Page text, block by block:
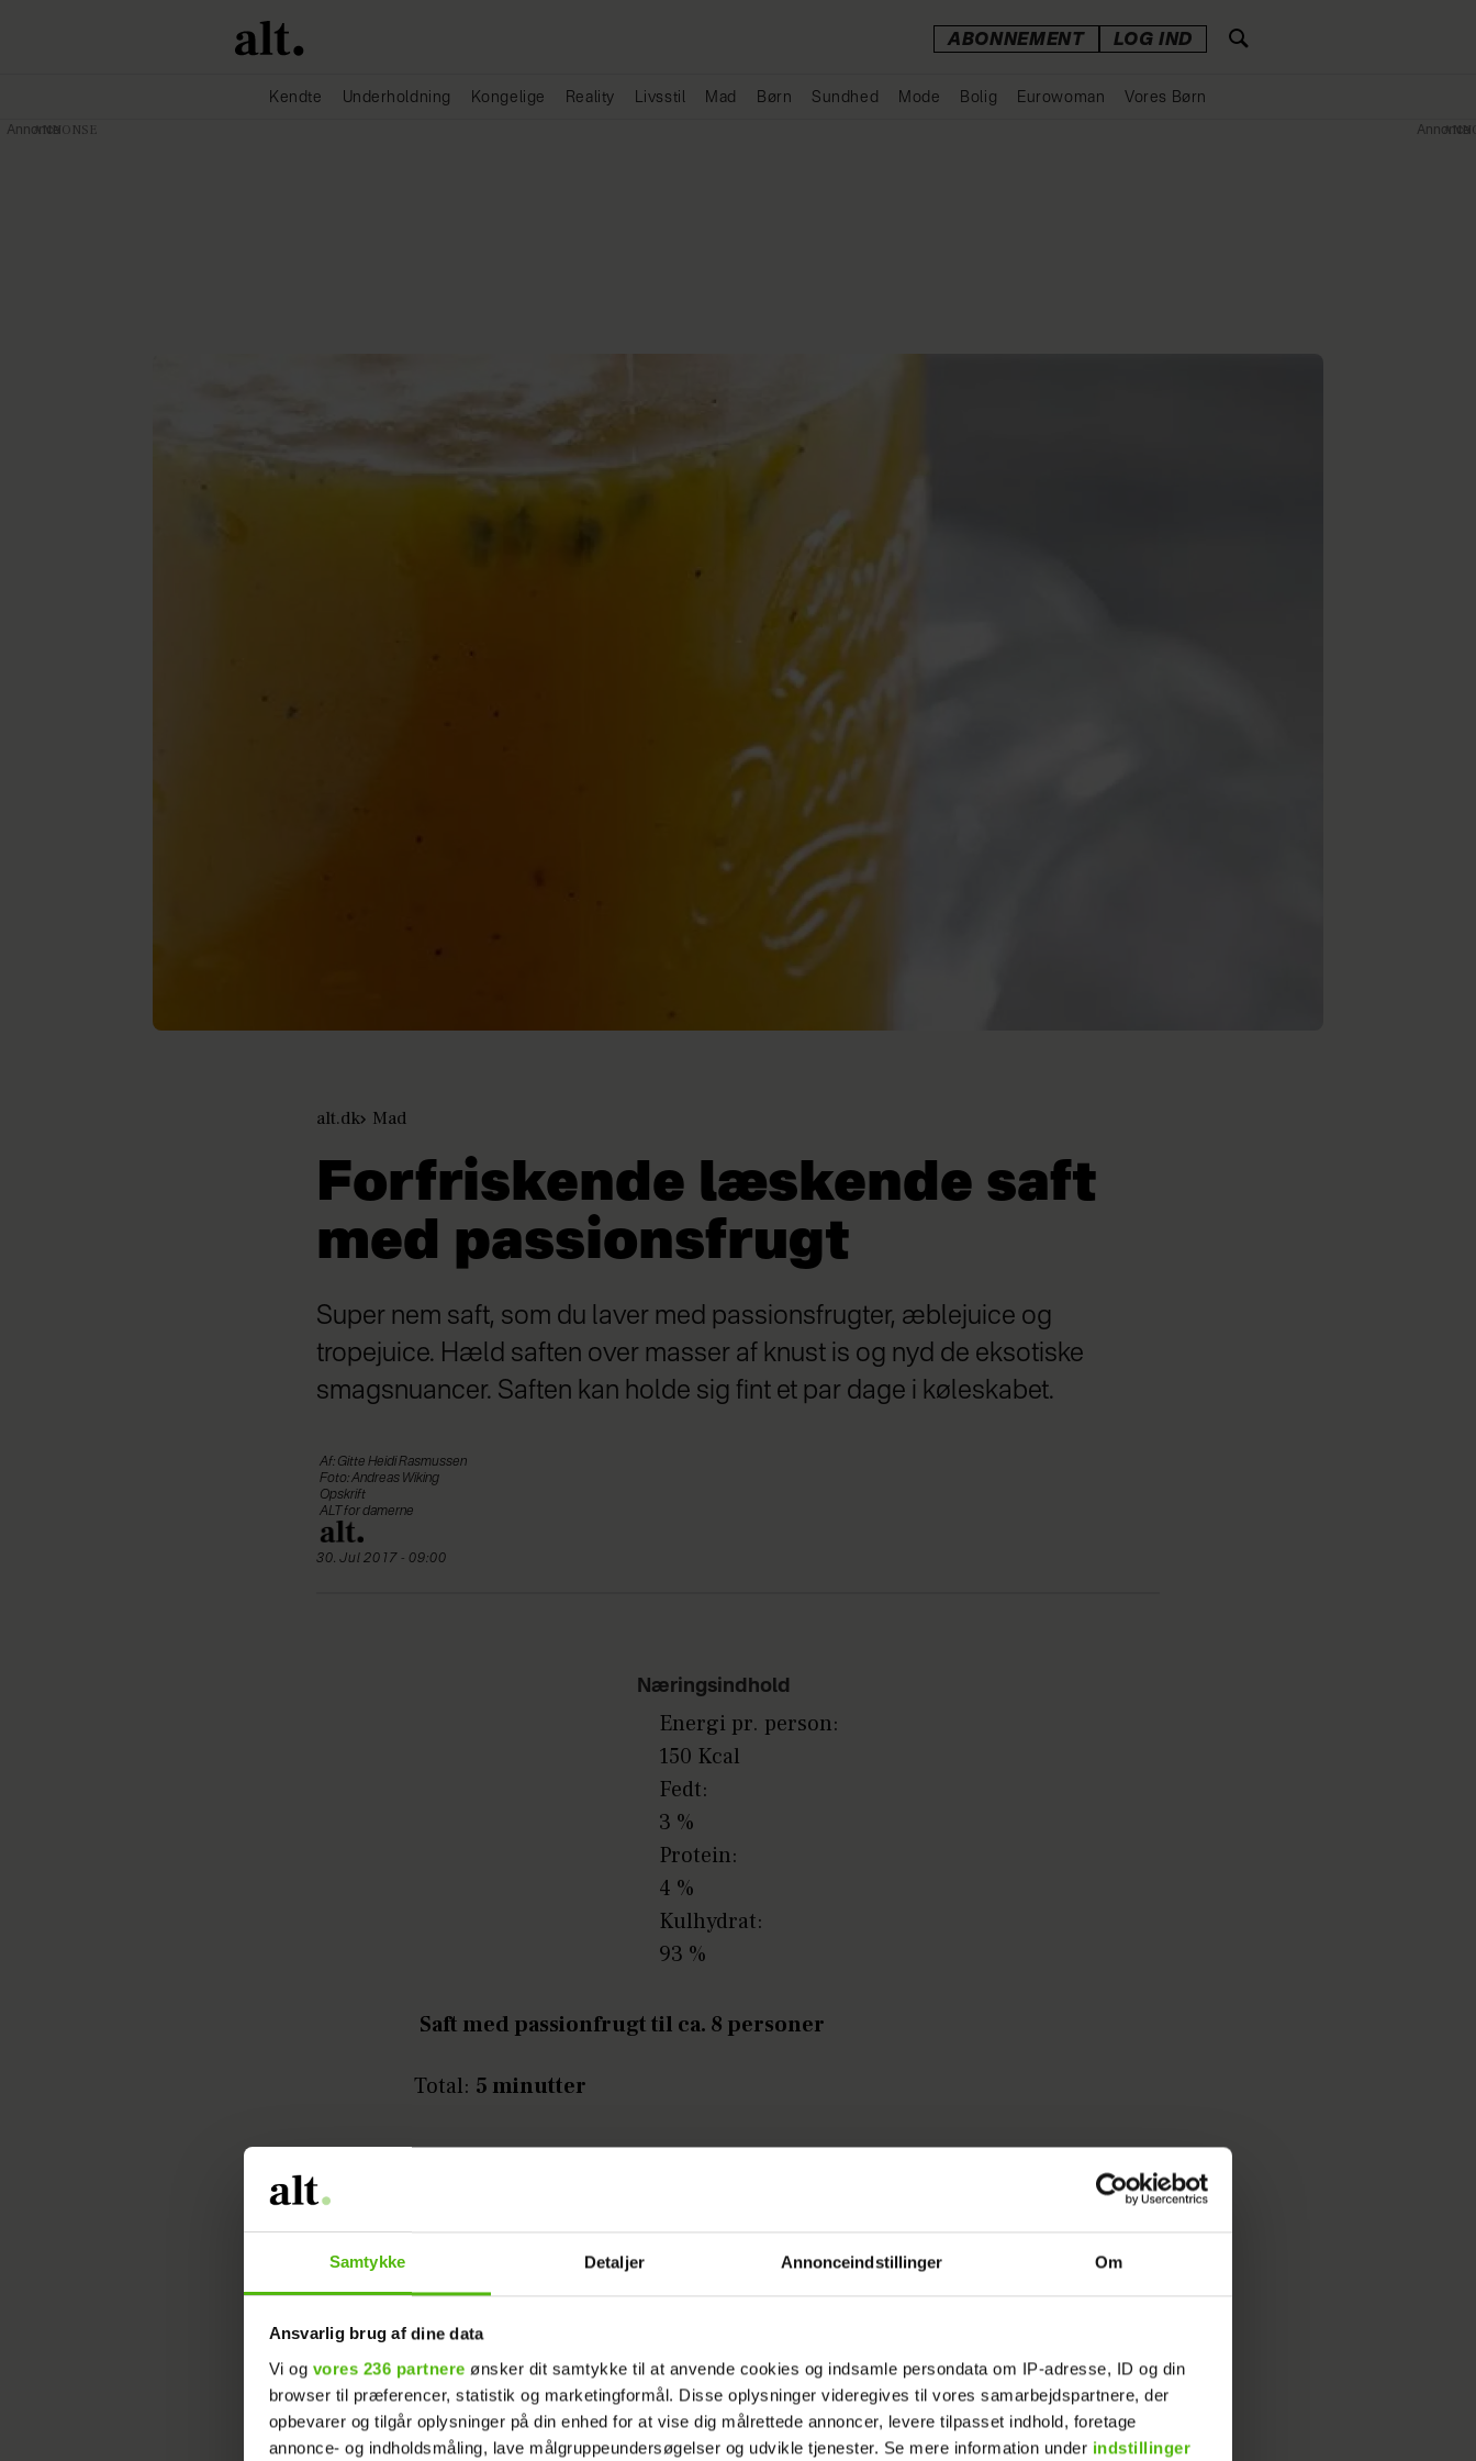
Samtykke Detaljer Annonceindstillinger Om
Ansvarlig brug af dine data
Vi og vores 236 partnere ønsker dit samtykke til at anvende cookies og indsamle persondata om IP-adresse, ID og din
browser til præferencer, statistik og marketingformål. Disse oplysninger videregives til vores samarbejdspartnere, der
opbevarer og tilgår oplysninger på din enhed for at vise dig målrettede annoncer, levere tilpasset indhold, foretage
annonce- og indholdsmåling, lave målgruppeundersøgelser og udvikle tjenester. Se mere information under indstillinger
ABONNEMENT LOG IND
Kendte Underholdning Kongelige Reality Livsstil Mad Børn Sundhed Mode Bolig Eurowoman Vores Børn
alt.dk Mad
Forfriskende læskende saft
med passionsfrugt
Super nem saft, som du laver med passionsfrugter, æblejuice og
tropejuice. Hæld saften over masser af knust is og nyd de eksotiske
smagsnuancer. Saften kan holde sig fint et par dage i køleskabet.
Af: Gitte Heidi Rasmussen
Foto: Andreas Wiking
Opskrift
ALT for damerne
30. Jul 2017 - 09:00
Næringsindhold
Energi pr. person:
150 Kcal
Fedt:
3 %
Protein:
4 %
Kulhydrat:
93 %
Saft med passionfrugt til ca. 8 personer
Total: 5 minutter
6 passionsfrugter
1 liter eksotisk juice med bl.a.
mango
1 liter æblejuice.
Annonce Annonce